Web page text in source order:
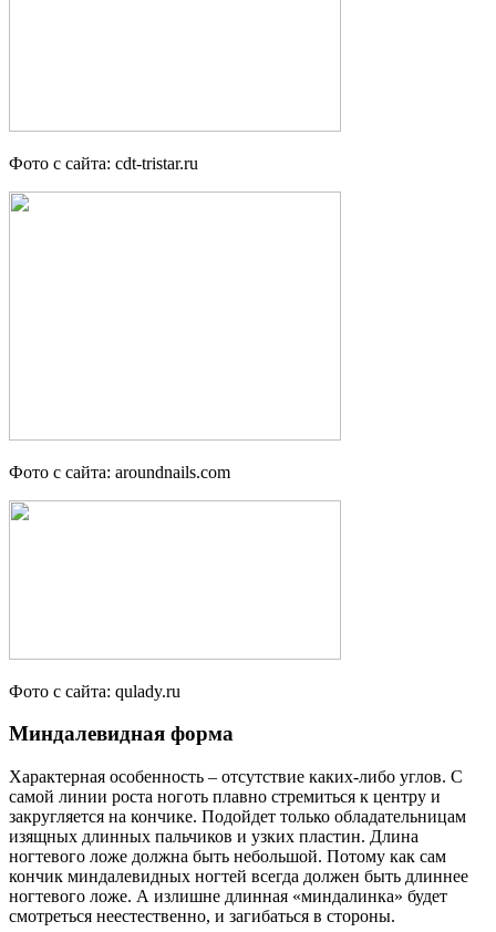
Фото с сайта: cdt-tristar.ru
Фото с сайта: aroundnails.com
Фото с сайта: qulady.ru
Миндалевидная форма
Характерная особенность – отсутствие каких-либо углов. С
самой линии роста ноготь плавно стремиться к центру и
закругляется на кончике. Подойдет только обладательницам
изящных длинных пальчиков и узких пластин. Длина
ногтевого ложе должна быть небольшой. Потому как сам
кончик миндалевидных ногтей всегда должен быть длиннее
ногтевого ложе. А излишне длинная «миндалинка» будет
смотреться неестественно, и загибаться в стороны.